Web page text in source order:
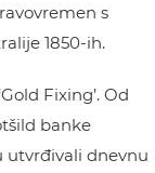
s
1850-ih.
Fixing’. Od
banke
utvrđivali dnevnu